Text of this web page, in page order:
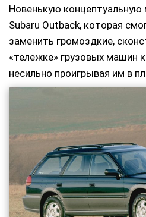
Новенькую
Subaru Outback, которая
заменить громоздкие,
«тележке» грузовых машин
несильно проигрывая им в